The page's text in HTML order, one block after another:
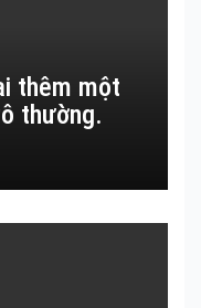
thêm một
thường.